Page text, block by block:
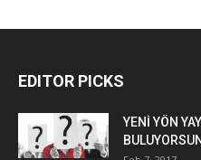
EDITOR PICKS
YENİ YÖN